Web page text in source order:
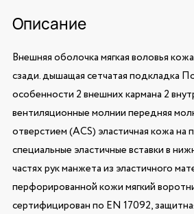
Описание
Внешняя оболочка мягкая воловья
сзади. дышащая сетчатая подкладка
особенности 2 внешних кармана 2
вентиляционные молнии передняя
отверстием (ACS) эластичная кожа на
специальные эластичные вставки в
частях рук манжета из эластичного
перфорированной кожи мягкий
сертифицирован по EN 17092,